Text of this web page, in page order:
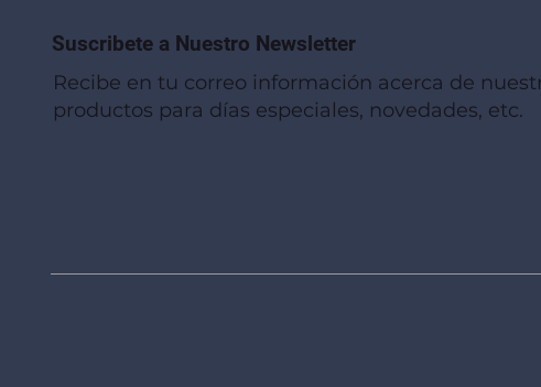
Suscribete a Nuestro Newsletter
Recibe en tu correo información acerca de
productos para días especiales, novedades, etc.